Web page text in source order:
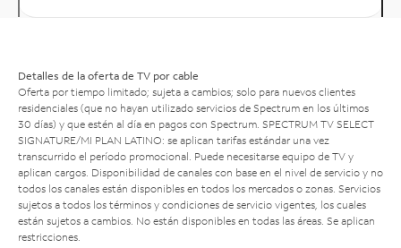
Detalles de la oferta de TV por cable
Oferta por tiempo limitado; sujeta a cambios; solo para nuevos clientes
residenciales (que no hayan utilizado servicios de Spectrum en los últimos
30 días) y que estén al día en pagos con Spectrum. SPECTRUM TV SELECT
SIGNATURE/MI PLAN LATINO: se aplican tarifas estándar una vez
transcurrido el período promocional. Puede necesitarse equipo de TV y
aplican cargos. Disponibilidad de canales con base en el nivel de servicio y no
todos los canales están disponibles en todos los mercados o zonas. Servicios
sujetos a todos los términos y condiciones de servicio vigentes, los cuales
están sujetos a cambios. No están disponibles en todas las áreas. Se aplican
restricciones.